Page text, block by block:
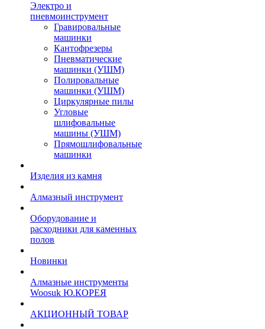
Электро и
пневмоинструмент
Гравировальные
машинки
Кантофрезеры
Пневматические
машинки (УШМ)
Полировальные
машинки (УШМ)
Циркулярные пилы
Угловые
шлифовальные
машины (УШМ)
Прямошлифовальные
машинки
Изделия из камня
Алмазный инструмент
Оборудование и
расходники для каменных
полов
Новинки
Алмазные инструменты
Woosuk Ю.КОРЕЯ
АКЦИОННЫЙ ТОВАР